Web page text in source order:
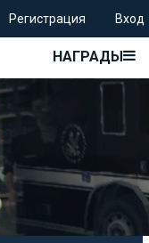
Регистрация Вход
НАГРАДЫ